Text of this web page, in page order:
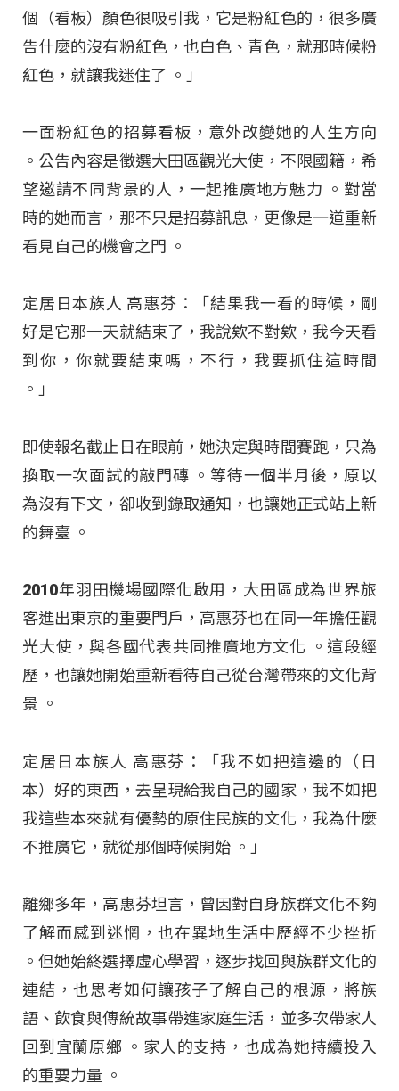
個（看板）顏色很吸引我，它是粉紅色的，很多廣
告什麼的沒有粉紅色，也白色、青色，就那時候粉
紅色，就讓我迷住了 。」
一面粉紅色的招募看板，意外改變她的人生方向
。公告內容是徵選大田區觀光大使，不限國籍，希
望邀請不同背景的人，一起推廣地方魅力 。對當
時的她而言，那不只是招募訊息，更像是一道重新
看見自己的機會之門
。
定居日本族人 高惠芬：「結果我一看的時候，剛
好是它那一天就結束了，我說欸不對欸，我今天看
到你，你就要結束嗎，不行，我要抓住這時間
。」
即使報名截止日在眼前，她決定與時間賽跑，只為
換取一次面試的敲門磚 。等待一個半月後，原以
為沒有下文，卻收到錄取通知，也讓她正式站上新
的舞臺 。
2010年羽田機場國際化啟用，大田區成為世界旅
客進出東京的重要門戶，高惠芬也在同一年擔任觀
光大使，與各國代表共同推廣地方文化
。這段經
歷，也讓她開始重新看待自己從台灣帶來的文化背
景 。
定居日本族人 高惠芬：「我不如把這邊的（日
本）好的東西，去呈現給我自己的國家，我不如把
我這些本來就有優勢的原住民族的文化，我為什麼
不推廣它，就從那個時候開始 。」
離鄉多年，高惠芬坦言，曾因對自身族群文化不夠
了解而感到迷惘，也在異地生活中歷經不少挫折
。但她始終選擇虛心學習，逐步找回與族群文化的
連結，也思考如何讓孩子了解自己的根源，將族
語、飲食與傳統故事帶進家庭生活，並多次帶家人
回到宜蘭原鄉 。家人的支持，也成為她持續投入
的重要力量 。